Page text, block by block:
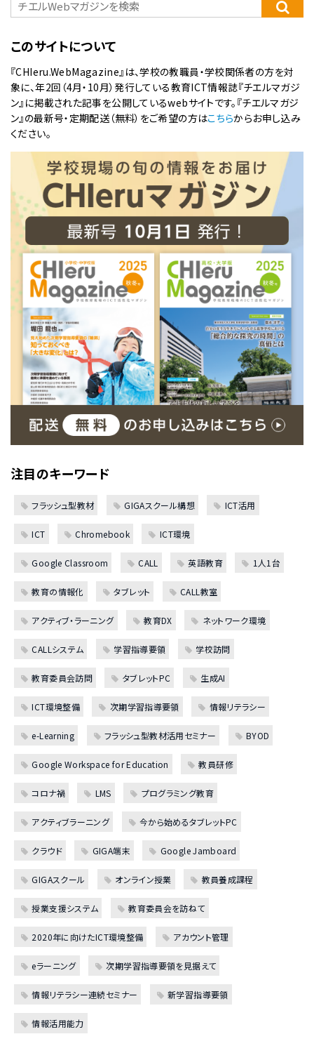
このサイトについて
『CHIeru.WebMagazine』は、学校の教職員・学校関係者の方を対
象に、年2回（4月・10月）発行している教育ICT情報誌『チエルマガジ
ン』に掲載された記事を公開しているwebサイトです。『チエルマガジ
ン』の最新号・定期配送（無料）をご希望の方はこちらからお申し込み
ください。
注目のキーワード
フラッシュ型教材 GIGAスクール構想 ICT活用
ICT Chromebook ICT環境
Google Classroom CALL 英語教育 1人1台
教育の情報化 タブレット CALL教室
アクティブ・ラーニング 教育DX ネットワーク環境
CALLシステム 学習指導要領 学校訪問
教育委員会訪問 タブレットPC 生成AI
ICT環境整備 次期学習指導要領 情報リテラシー
e-Learning フラッシュ型教材活用セミナー BYOD
Google Workspace for Education 教員研修
コロナ禍 LMS プログラミング教育
アクティブラーニング 今から始めるタブレットPC
クラウド GIGA端末 Google Jamboard
GIGAスクール オンライン授業 教員養成課程
授業支援システム 教育委員会を訪ねて
2020年に向けたICT環境整備 アカウント管理
eラーニング 次期学習指導要領を見据えて
情報リテラシー連続セミナー 新学習指導要領
情報活用能力